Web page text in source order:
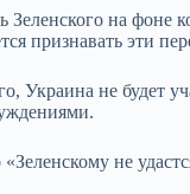
Зеленского на
признавать эти
Украина не будет
не